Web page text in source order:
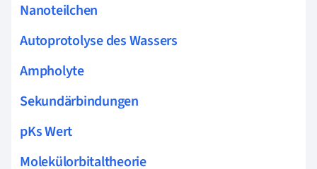
Nanoteilchen
Autoprotolyse des Wassers
Ampholyte
Sekundärbindungen
pKs Wert
Molekülorbitaltheorie